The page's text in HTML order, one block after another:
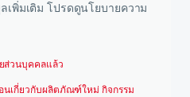
เพิ่มเติม โปรดดูนโยบายความ
ส่วนบุคคลแล้ว
นเกี่ยวกับผลิตภัณฑ์ใหม่ กิจกรรม